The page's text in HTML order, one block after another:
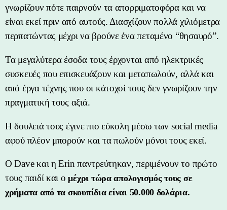
γνωρίζουν πότε παιρνούν τα απορριματοφόρα και να
είναι εκεί πριν από αυτούς. Διασχίζουν πολλά χιλιόμετρα
περπατώντας μέχρι να βρούνε ένα πεταμένο “θησαυρό”.
Τα μεγαλύτερα έσοδα τους έρχονται από ηλεκτρικές
συσκευές που επισκευάζουν και μεταπωλούν, αλλά και
από έργα τέχνης που οι κάτοχοί τους δεν γνωρίζουν την
πραγματική τους αξιά.
Η δουλειά τους έγινε πιο εύκολη μέσω των social media
αφού πλέον μπορούν και τα πωλούν μόνοι τους εκεί.
O Dave και η Erin παντρεύτηκαν, περιμένουν το πρώτο
τους παιδί και ομέχρι τώρα απολογισμός τους σε
χρήματα από τα σκουπίδια είναι 50.000 δολάρια.